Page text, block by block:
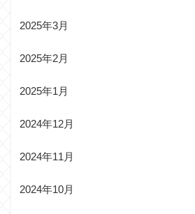
2025年3月
2025年2月
2025年1月
2024年12月
2024年11月
2024年10月